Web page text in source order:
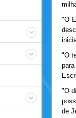
"O
"O
"O
de